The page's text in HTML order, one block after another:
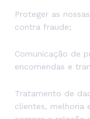
Proteger as
contra fraude;
Comunicação de
encomendas e
Tratamento de
clientes, melhoria